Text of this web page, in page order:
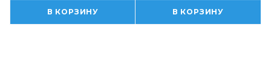
В КОРЗИНУ В КОРЗИНУ